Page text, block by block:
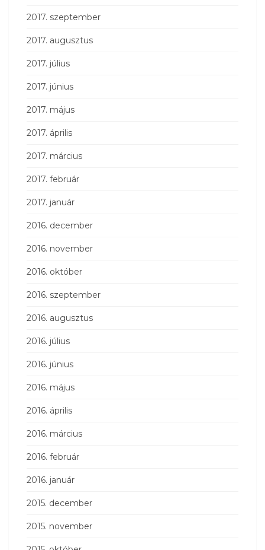
2017. szeptember
2017. augusztus
2017. július
2017. június
2017. május
2017. április
2017. március
2017. február
2017. január
2016. december
2016. november
2016. október
2016. szeptember
2016. augusztus
2016. július
2016. június
2016. május
2016. április
2016. március
2016. február
2016. január
2015. december
2015. november